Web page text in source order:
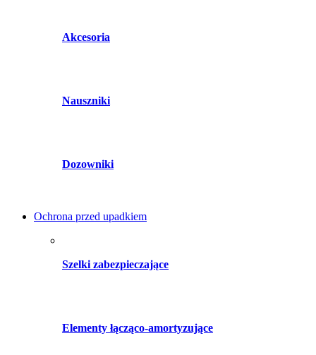
Akcesoria
Nauszniki
Dozowniki
Ochrona przed upadkiem
Szelki zabezpieczające
Elementy łącząco-amortyzujące